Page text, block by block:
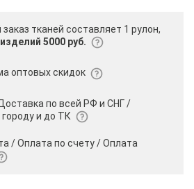
тканей составляет 1 рулон,
5000 руб.
оптовых скидок
по всей РФ и СНГ /
и до ТК
/ Оплата по счету /Оплата